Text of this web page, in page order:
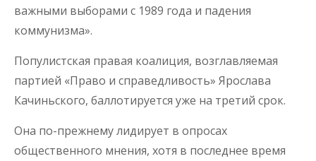
важными выборами с 1989 года и падения
коммунизма».
Популистская правая коалиция, возглавляемая
партией «Право и справедливость» Ярослава
Качиньского, баллотируется уже на третий срок.
Она по-прежнему лидирует в опросах
общественного мнения, хотя в последнее время